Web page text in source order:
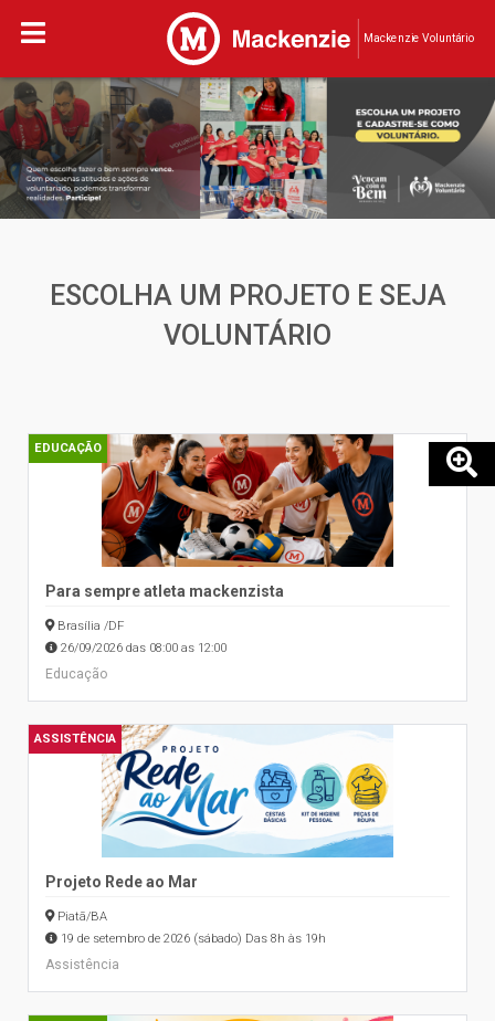
Mackenzie Voluntário
ESCOLHA UM PROJETO E SEJA
VOLUNTÁRIO
EDUCAÇÃO
Para sempre atleta mackenzista
Brasília /DF
26/09/2026 das 08:00 as 12:00
Educação
ASSISTÊNCIA
Projeto Rede ao Mar
Piatã/BA
19 de setembro de 2026 (sábado) Das 8h às 19h
Assistência